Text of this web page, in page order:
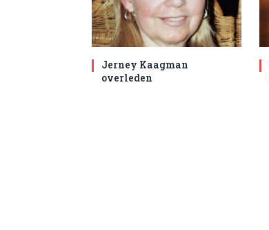
Jerney Kaagman
overleden